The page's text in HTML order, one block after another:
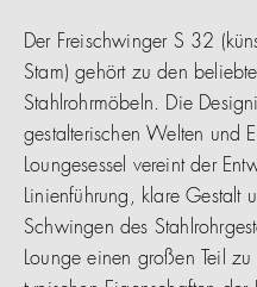
Der Freischwinger S 32
Stam) gehört zu den
Stahlrohrmöbeln. Die
gestalterischen Welten und
Loungesessel vereint der
Linienführung, klare Gestalt
Schwingen des
Lounge einen großen Teil